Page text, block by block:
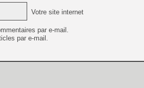
Votre site internet
par e-mail.
par e-mail.